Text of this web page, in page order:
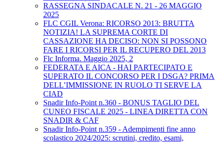
RASSEGNA SINDACALE N. 21 - 26 MAGGIO
2025
FLC CGIL Verona: RICORSO 2013: BRUTTA
NOTIZIA! LA SUPREMA CORTE DI
CASSAZIONE HA DECISO: NON SI POSSONO
FARE I RICORSI PER IL RECUPERO DEL 2013
Flc Informa. Maggio 2025, 2
FEDERATA E AICA - HAI PARTECIPATO E
SUPERATO IL CONCORSO PER I DSGA? PRIMA
DELL’IMMISSIONE IN RUOLO TI SERVE LA
CIAD
Snadir Info-Point n.360 - BONUS TAGLIO DEL
CUNEO FISCALE 2025 - LINEA DIRETTA CON
SNADIR & CAF
Snadir Info-Point n.359 - Adempimenti fine anno
scolastico 2024/2025: scrutini, credito, esami,